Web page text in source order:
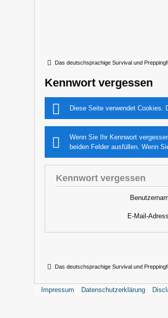
Das deutschsprachige Survival und
Kennwort vergessen
Diese Seite verwendet
Wenn Sie Ihr Kennwort
beiden Felder ausfüllen. Wenn
Kennwort vergessen
E-Mail-
Das deutschsprachige Survival und
Impressum Datenschutzerklärung